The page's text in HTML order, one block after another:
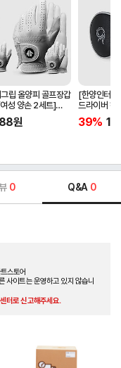
립 올양피 골프장갑
성 양손 2세트]
함]원
[한양인터
드라이버 헤
[HD-302]
39%
0 Q&A 0
스토어
사이트는 운영하고 있지 않습니
터로 신고해주세요.